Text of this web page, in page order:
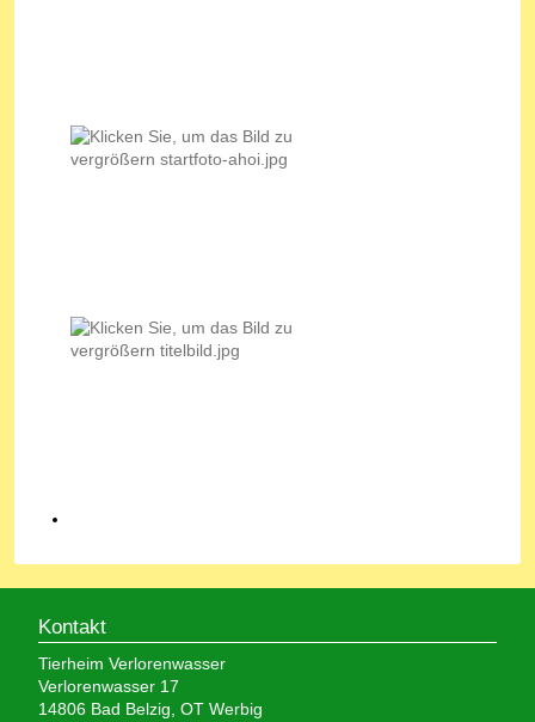
Kontakt
Tierheim Verlorenwasser
Verlorenwasser 17
14806 Bad Belzig, OT Werbig